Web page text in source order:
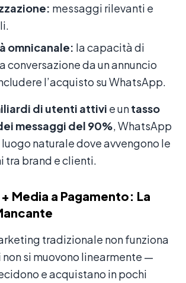
messaggi rilevanti e
omnicanale: la capacità di
conversazione da un annuncio
l’acquisto su WhatsApp.
di utenti attivi e untasso
messaggi del 90% , WhatsApp
naturale dove avvengono le
tra brand e clienti.
Media a Pagamento: La
tradizionale non funziona
si muovono linearmente —
e acquistano in pochi